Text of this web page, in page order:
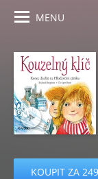
MENU
KOUPIT ZA